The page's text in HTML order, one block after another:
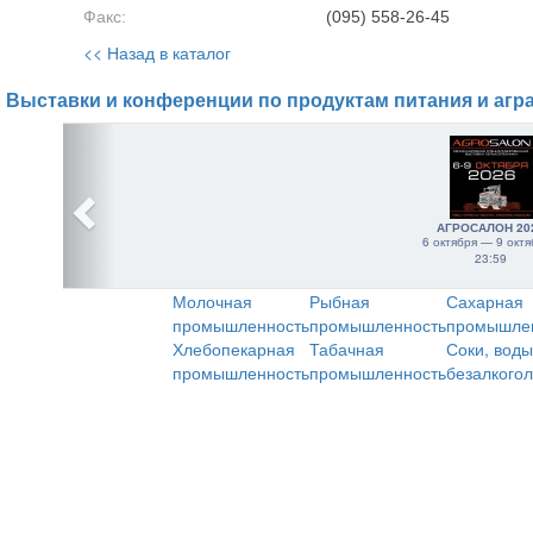
Факс: (095) 558-26-45
<< Назад в каталог
Выставки и конференции по продуктам питания и
АГРОСАЛОН
6 октября — 9
23:59
Молочная
промышленность
Рыбная
промышленность
Сахарная
Хлебопекарная
промышленность
Табачная
промышленность
Соки,